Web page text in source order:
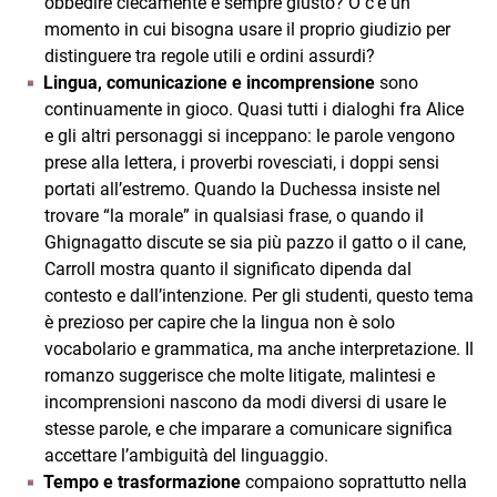
momento in cui bisogna usare il proprio giudizio per
distinguere tra regole utili e ordini assurdi?
Lingua, comunicazione e incomprensione sono
continuamente in gioco. Quasi tutti i dialoghi fra Alice
e gli altri personaggi si inceppano: le parole vengono
prese alla lettera, i proverbi rovesciati, i doppi sensi
portati all’estremo. Quando la Duchessa insiste nel
trovare “la morale” in qualsiasi frase, o quando il
Ghignagatto discute se sia più pazzo il gatto o il cane,
Carroll mostra quanto il significato dipenda dal
contesto e dall’intenzione. Per gli studenti, questo tema
è prezioso per capire che la lingua non è solo
vocabolario e grammatica, ma anche interpretazione. Il
romanzo suggerisce che molte litigate, malintesi e
incomprensioni nascono da modi diversi di usare le
stesse parole, e che imparare a comunicare significa
accettare l’ambiguità del linguaggio.
Tempo e trasformazione compaiono soprattutto nella